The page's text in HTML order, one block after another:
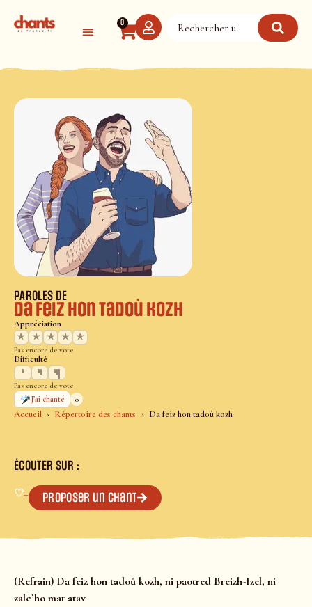
0
Accueil Répertoire des chants Da feiz hon tadoù kozh
PAROLES DE
Da feiz hon tadoù kozh
Appréciation
★
★ ★ ★ ★
Pas encore de vote
Difficulté
Pas encore de vote
J’ai chanté
0
ÉCOUTER SUR :
♡+ Proposer un chant
(Refrain) Da feiz hon tadoů kozh, ni paotred Breizh-Izel, ni
zalc’ho mat atav